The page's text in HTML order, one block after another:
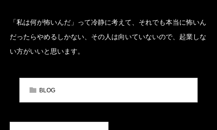
「私は何が怖いんだ」って冷静に考えて、それでも本当に怖いん
だったらやめるしかない、その人は向いていないので、起業しな
い方がいいと思います。
BLOG